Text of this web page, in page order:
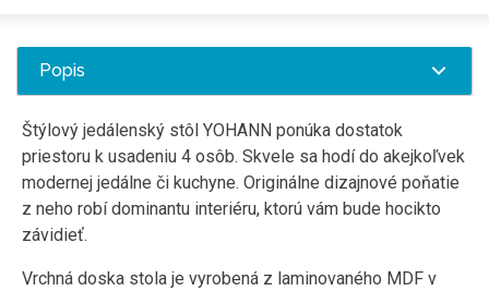
Popis
Štýlový jedálenský stôl YOHANN ponúka dostatok
priestoru k usadeniu 4 osôb. Skvele sa hodí do akejkoľvek
modernej jedálne či kuchyne. Originálne dizajnové poňatie
z neho robí dominantu interiéru, ktorú vám bude hocikto
závidieť.
Vrchná doska stola je vyrobená z laminovaného MDF v